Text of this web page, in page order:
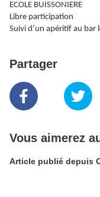
ECOLE BUISSONIERE
Libre participation
Suivi d’un apéritif au bar
Partager
Vous aimerez